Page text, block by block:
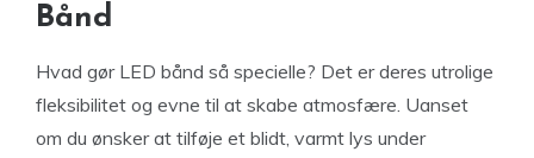
Bånd
Hvad gør LED bånd så specielle? Det er deres utrolige
fleksibilitet og evne til at skabe atmosfære. Uanset
om du ønsker at tilføje et blidt, varmt lys under